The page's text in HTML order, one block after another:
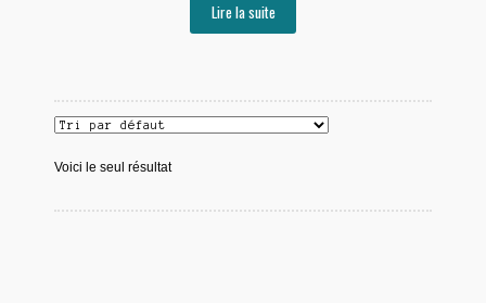
Lire la suite
Voici le seul résultat